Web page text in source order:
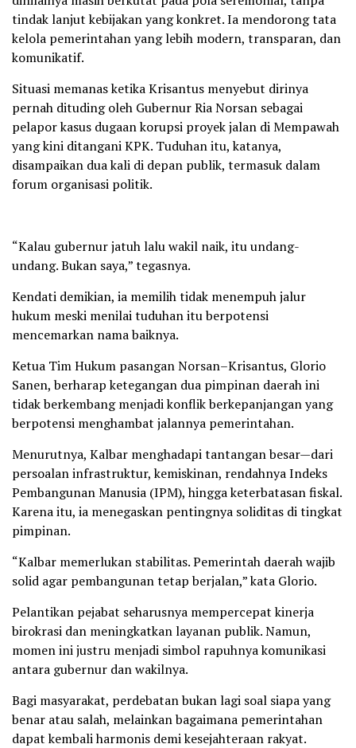
tindak lanjut kebijakan yang konkret. Ia mendorong tata
kelola pemerintahan yang lebih modern, transparan, dan
komunikatif.
Situasi memanas ketika Krisantus menyebut dirinya
pernah dituding oleh Gubernur Ria Norsan sebagai
pelapor kasus dugaan korupsi proyek jalan di Mempawah
yang kini ditangani KPK. Tuduhan itu, katanya,
disampaikan dua kali di depan publik, termasuk dalam
forum organisasi politik.
“Kalau gubernur jatuh lalu wakil naik, itu undang-
undang. Bukan saya,” tegasnya.
Kendati demikian, ia memilih tidak menempuh jalur
hukum meski menilai tuduhan itu berpotensi
mencemarkan nama baiknya.
Ketua Tim Hukum pasangan Norsan–Krisantus, Glorio
Sanen, berharap ketegangan dua pimpinan daerah ini
tidak berkembang menjadi konflik berkepanjangan yang
berpotensi menghambat jalannya pemerintahan.
Menurutnya, Kalbar menghadapi tantangan besar—dari
persoalan infrastruktur, kemiskinan, rendahnya Indeks
Pembangunan Manusia (IPM), hingga keterbatasan fiskal.
Karena itu, ia menegaskan pentingnya soliditas di tingkat
pimpinan.
“Kalbar memerlukan stabilitas. Pemerintah daerah wajib
solid agar pembangunan tetap berjalan,” kata Glorio.
Pelantikan pejabat seharusnya mempercepat kinerja
birokrasi dan meningkatkan layanan publik. Namun,
momen ini justru menjadi simbol rapuhnya komunikasi
antara gubernur dan wakilnya.
Bagi masyarakat, perdebatan bukan lagi soal siapa yang
benar atau salah, melainkan bagaimana pemerintahan
dapat kembali harmonis demi kesejahteraan rakyat.